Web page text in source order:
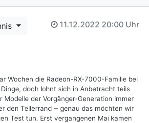
11.12.2022 20:00 Uhr
Wochen die Radeon-RX-7000-Familie bei
doch lohnt sich in Anbetracht teils
Modelle der Vorgänger-Generation immer
den Tellerrand ‒ genau das möchten wir
Test tun. Erst vergangenen Mai kamen